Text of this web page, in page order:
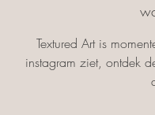
Textured Art is
instagram ziet, ontdek